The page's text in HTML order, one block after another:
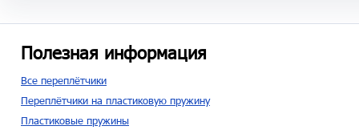
Полезная информация
Все переплётчики
Переплётчики на пластиковую пружину
Пластиковые пружины